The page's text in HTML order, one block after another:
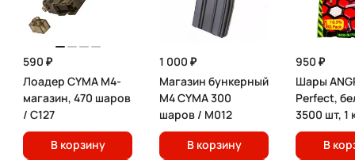
590 ₽
Лоадер CYMA M4-
магазин, 470 шаров
/ C127
В корзину
1 000 ₽
Магазин бункерный
M4 CYMA 300
шаров / М012
В корзину
950 ₽
Шары
Perfect,
3500 шт, 1
В